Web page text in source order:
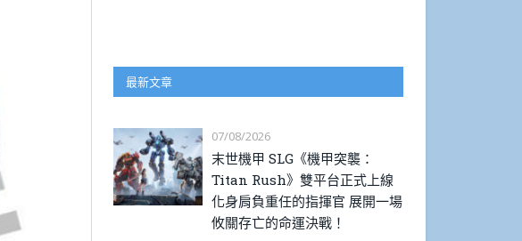
最新文章
07/08/2026
末世機甲 SLG《機甲突襲：
Titan Rush》雙平台正式上線
化身肩負重任的指揮官 展開一場
攸關存亡的命運決戰！